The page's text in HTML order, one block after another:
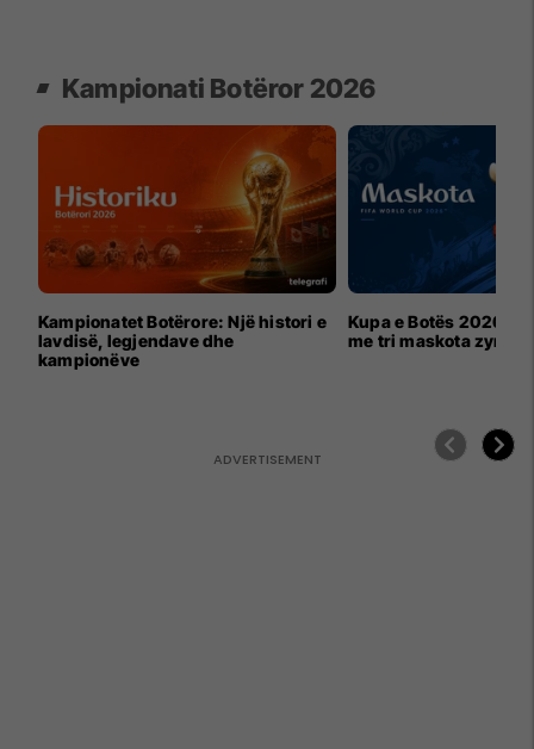
Kampionati Botëror 2026
Kampionatet Botërore: Një histori e
lavdisë, legjendave dhe
kampionëve
Kupa e Botës 2026
me tri maskota zyrtare